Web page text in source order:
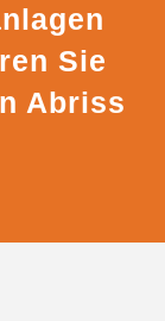
Sie
Abriss